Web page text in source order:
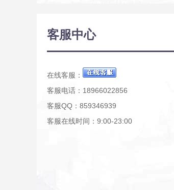
客服中心
在线客服：
客服电话：18966022856
客服QQ：859346939
客服在线时间：9:00-23:00